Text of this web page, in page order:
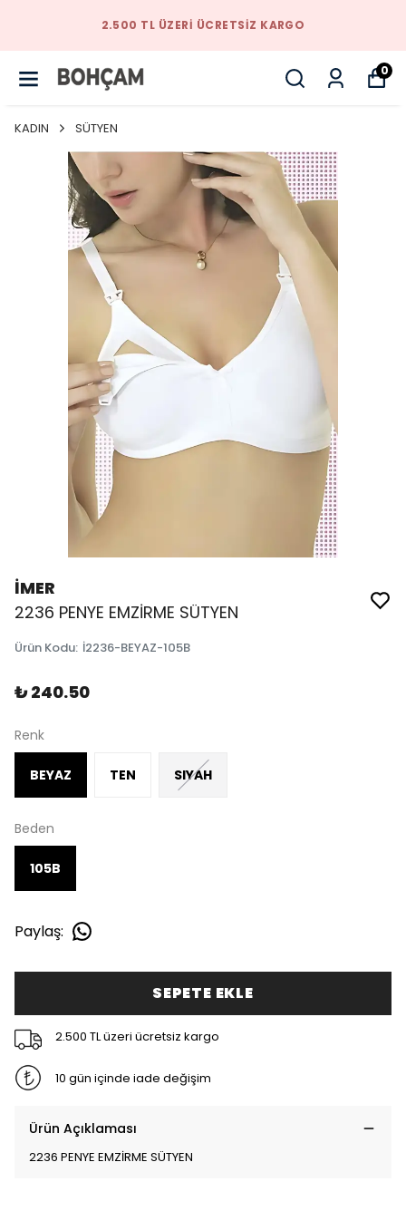
TARZINIZI BIZIMLE YAKALAYACAKSINIZ
0
KADIN SÜTYEN
İMER
2236 PENYE EMZİRME SÜTYEN
Ürün Kodu: İ2236-BEYAZ-105B
₺ 240.50
Renk
BEYAZ TEN SIYAH
Beden
105B
Paylaş:
SEPETE EKLE
2.500 TL üzeri ücretsiz kargo
10 gün içinde iade değişim
Ürün Açıklaması
2236 PENYE EMZİRME SÜTYEN